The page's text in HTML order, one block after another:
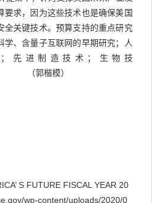
要求，因为这些技术也是确保美国
全关键技术。预算支持的重点研究
学、含量子互联网的早期研究；人
先进制造技术；生物技
（郭楷模）
S FUTURE FISCAL YEAR 20
wp-content/uploads/2020/0